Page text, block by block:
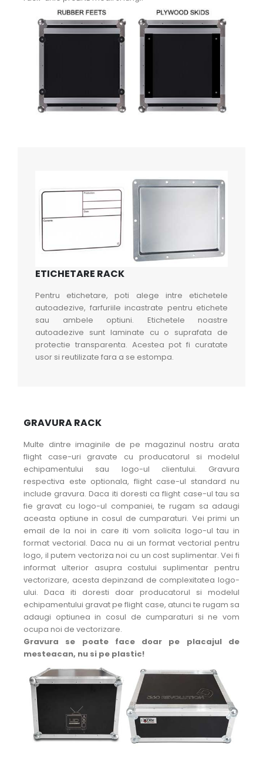
ETICHETARE RACK
Pentru etichetare, poti alege intre etichetele
autoadezive, farfuriile incastrate pentru etichete
sau ambele optiuni. Etichetele noastre
autoadezive sunt laminate cu o suprafata de
protectie transparenta. Acestea pot fi curatate
usor si reutilizate fara a se estompa.
GRAVURA RACK
Multe dintre imaginile de pe magazinul nostru arata
flight case-uri gravate cu producatorul si modelul
echipamentului sau logo-ul clientului. Gravura
respectiva este optionala, flight case-ul standard nu
include gravura. Daca iti doresti ca flight case-ul tau sa
fie gravat cu logo-ul companiei, te rugam sa adaugi
aceasta optiune in cosul de cumparaturi. Vei primi un
email de la noi in care iti vom solicita logo-ul tau in
format vectorial. Daca nu ai un format vectorial pentru
logo, il putem vectoriza noi cu un cost suplimentar. Vei fi
informat ulterior asupra costului suplimentar pentru
vectorizare, acesta depinzand de complexitatea logo-
ului. Daca iti doresti doar producatorul si modelul
echipamentului gravat pe flight case, atunci te rugam sa
adaugi optiunea in cosul de cumparaturi si ne vom
ocupa noi de vectorizare.
Gravura se poate face doar pe placajul de
mesteacan, nu si pe plastic!